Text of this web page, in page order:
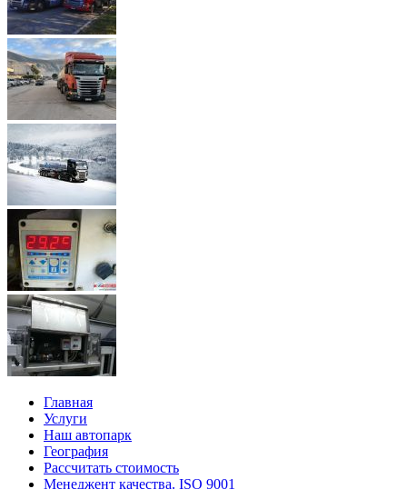
Главная
Услуги
Наш автопарк
География
Рассчитать стоимость
Менеджент качества. ISO 9001